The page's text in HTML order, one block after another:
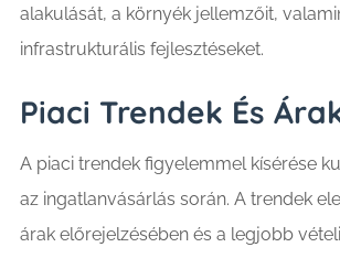
alakulását, a környék jellemzőit,
infrastrukturális fejlesztéseket.
Piaci Trendek És
A piaci trendek figyelemmel kísérése
az ingatlanvásárlás során. A trendek
árak előrejelzésében és a legjobb